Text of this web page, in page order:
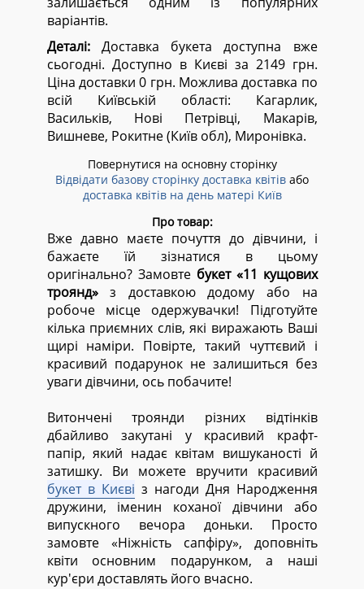
варіантів.
Деталі:Доставка букета доступна вже
сьогодні. Доступно в Києві за 2149 грн.
Ціна доставки 0 грн. Можлива доставка по
всій Київській області: Кагарлик,
Васильків, Нові Петрівці, Макарів,
Вишневе, Рокитне (Київ обл), Миронівка.
Повернутися на основну сторінку
Відвідати базову сторінку доставка квітів або
доставка квітів на день матері Київ
Про товар:
Вже давно маєте почуття до дівчини, і
бажаєте їй зізнатися в цьому
оригінально? Замовте букет «11 кущових
троянд»з доставкою додому або на
робоче місце одержувачки! Підготуйте
кілька приємних слів, які виражають Ваші
щирі наміри. Повірте, такий чуттєвий і
красивий подарунок не залишиться без
уваги дівчини, ось побачите!
Витончені троянди різних відтінків
дбайливо закутані у красивий крафт-
папір, який надає квітам вишуканості й
затишку. Ви можете вручити красивий
букет в Києві з нагоди Дня Народження
дружини, іменин коханої дівчини або
випускного вечора доньки. Просто
замовте «Ніжність сапфіру», доповніть
квіти основним подарунком, а наші
кур'єри доставлять його вчасно.